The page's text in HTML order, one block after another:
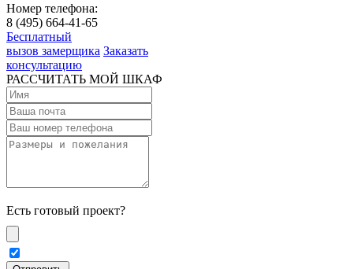
Номер телефона:
8 (495) 664-41-65
Бесплатный
вызов замерщика Заказать
консультацию
РАССЧИТАТЬ МОЙ ШКАФ
Есть готовый проект?